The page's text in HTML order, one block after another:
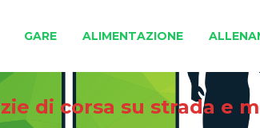
GARE ALIMENTAZIONE
di corsa su strada e